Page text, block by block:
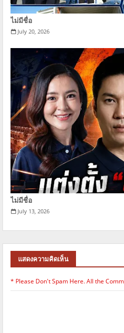
ไม่มีชื่อ
July 20, 2026
ไม่มีชื่อ
July 13, 2026
แสดงความคิดเห็น
* Please Don't Spam Here. All the